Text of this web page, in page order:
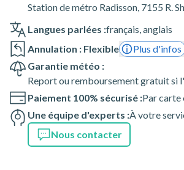
Station de métro Radisson, 7155 R.
Langues parlées :français,anglais
Annulation : Flexible
Plus d'infos
Garantie météo :
Report ou remboursement gratuit si
Paiement 100% sécurisé :Par carte
Une équipe d'experts :À votre
Nous contacter